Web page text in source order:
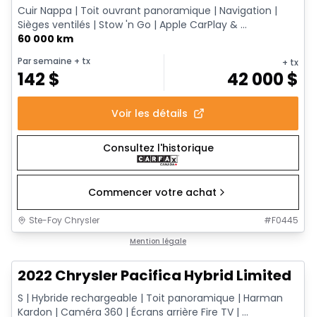
Cuir Nappa | Toit ouvrant panoramique | Navigation |
Sièges ventilés | Stow 'n Go | Apple CarPlay & ...
60 000 km
Par semaine + tx
142 $
+ tx
42 000$
Voir les détails
Consultez l'historique
Commencer votre achat
Ste-Foy Chrysler #F0445
Mention légale
2022 Chrysler Pacifica Hybrid Limited
S | Hybride rechargeable | Toit panoramique | Harman
Kardon | Caméra 360 | Écrans arrière Fire TV | ...